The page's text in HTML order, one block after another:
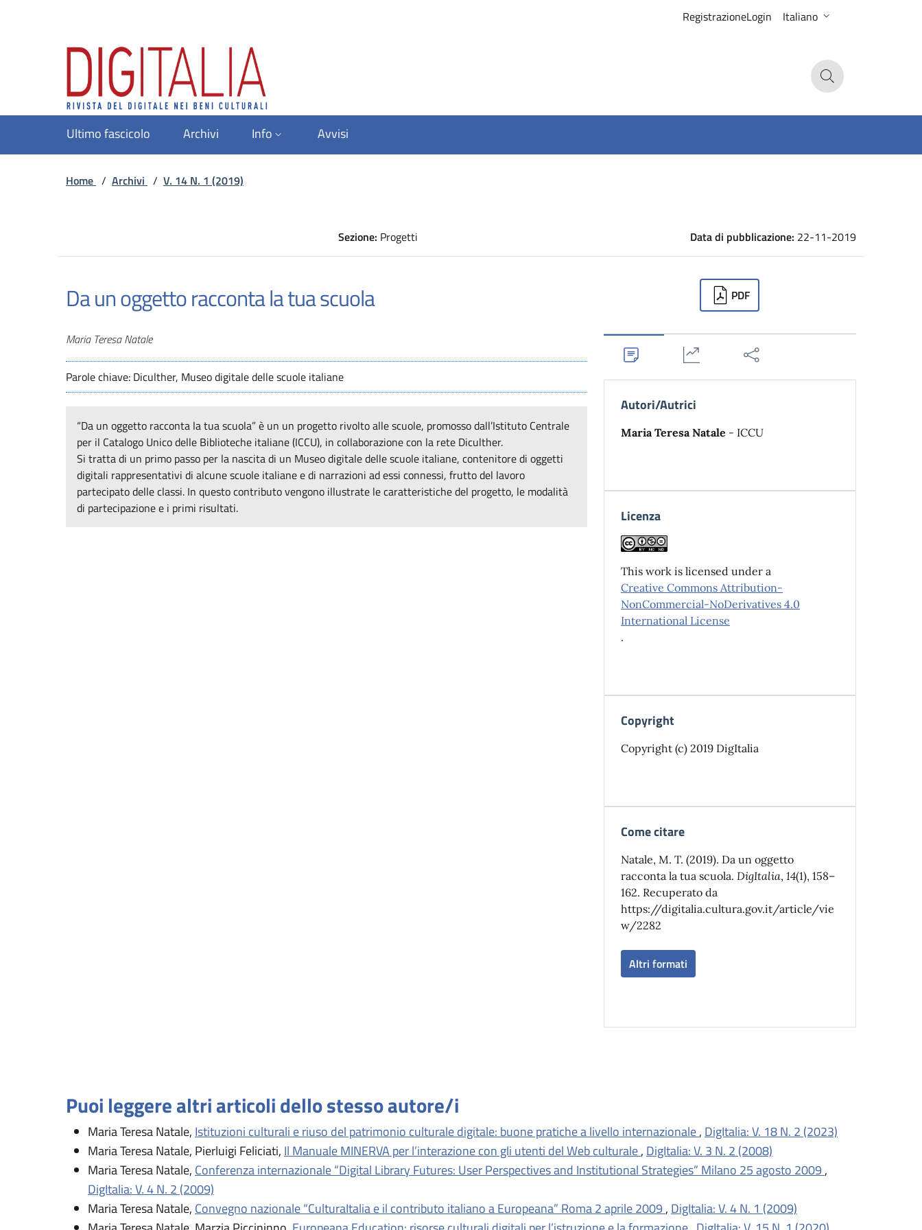
RegistrazioneLogin Italiano
Ultimo fascicolo Archivi Info Avvisi
Home / Archivi / V. 14 N. 1 (2019)
Sezione: Progetti Data di pubblicazione: 22-11-2019
Da un oggetto racconta la tua scuola
Autori
Maria Teresa Natale
Parole chiave: Diculther, Museo digitale delle scuole italiane
“Da un oggetto racconta la tua scuola” è un un progetto rivolto alle scuole, promosso dall’Istituto Centrale
per il Catalogo Unico delle Biblioteche italiane (ICCU), in collaborazione con la rete Diculther.
Si tratta di un primo passo per la nascita di un Museo digitale delle scuole italiane, contenitore di oggetti
digitali rappresentativi di alcune scuole italiane e di narrazioni ad essi connessi, frutto del lavoro
partecipato delle classi. In questo contributo vengono illustrate le caratteristiche del progetto, le modalità
di partecipazione e i primi risultati.
PDF
Autori/Autrici
Maria Teresa Natale - ICCU
Licenza
This work is licensed under a
Creative Commons Attribution-
NonCommercial-NoDerivatives 4.0
International License
.
Copyright
Copyright (c) 2019 DigItalia
Come citare
Natale, M. T. (2019). Da un oggetto
racconta la tua scuola. DigItalia, 14(1), 158–
162. Recuperato da
https://digitalia.cultura.gov.it/article/vie
w/2282
Altri formati
Puoi leggere altri articoli dello stesso autore/i
Maria Teresa Natale, Istituzioni culturali e riuso del patrimonio culturale digitale: buone pratiche a livello internazionale, DigItalia: V. 18 N. 2 (2023)
Maria Teresa Natale, Pierluigi Feliciati, Il Manuale MINERVA per l’interazione con gli utenti del Web culturale, DigItalia: V. 3 N. 2 (2008)
Maria Teresa Natale, Conferenza internazionale “Digital Library Futures: User Perspectives and Institutional Strategies” Milano 25 agosto 2009,
DigItalia: V. 4 N. 2 (2009)
Maria Teresa Natale, Convegno nazionale “CulturaItalia e il contributo italiano a Europeana” Roma 2 aprile 2009, DigItalia: V. 4 N. 1 (2009)